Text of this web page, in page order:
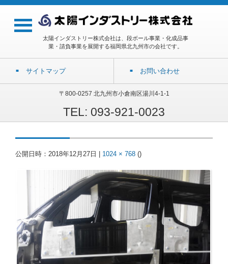
太陽インダストリー株式会社は、段ボール事業・化成品事
業・請負事業を展開する福岡県北九州市の会社です。
サイトマップ お問い合わせ
〒800-0257 北九州市小倉南区湯川4-1-1
TEL: 093-921-0023
公開日時： 2018年12月27日 1024 × 768 ()